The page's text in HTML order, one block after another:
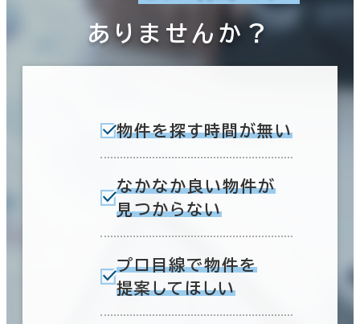
ありませんか？
物件を探す時間が無い
なかなか良い物件が
見つからない
プロ目線で物件を
提案してほしい